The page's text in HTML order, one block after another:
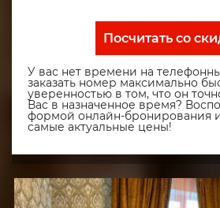
Посчитать со
У вас нет времени на
заказать номер максимально
уверенностью в том, что он
Вас в назначенное время?
формой онлайн-бронирования
самые актуальные цены!